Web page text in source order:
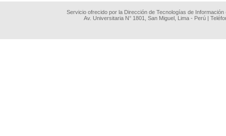
Servicio ofrecido por la Dirección de Tecnologías de
Av. Universitaria N° 1801, San Miguel, Lima - Perú |